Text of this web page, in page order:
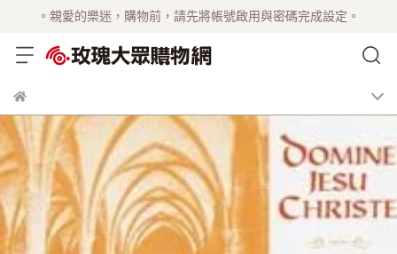
。親愛的樂迷，購物前，請先將帳號啟用與密碼完成設定。